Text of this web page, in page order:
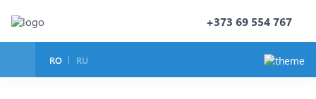
+373 69 554 767
RO RU